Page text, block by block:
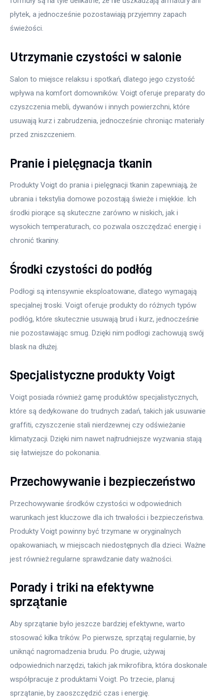
płytek, a jednocześnie pozostawiają przyjemny zapach
świeżości.
Utrzymanie czystości w salonie
Salon to miejsce relaksu i spotkań, dlatego jego czystość
wpływa na komfort domowników. Voigt oferuje preparaty do
czyszczenia mebli, dywanów i innych powierzchni, które
usuwają kurz i zabrudzenia, jednocześnie chroniąc materiały
przed zniszczeniem.
Pranie i pielęgnacja tkanin
Produkty Voigt do prania i pielęgnacji tkanin zapewniają, że
ubrania i tekstylia domowe pozostają świeże i miękkie. Ich
środki piorące są skuteczne zarówno w niskich, jak i
wysokich temperaturach, co pozwala oszczędzać energię i
chronić tkaniny.
Środki czystości do podłóg
Podłogi są intensywnie eksploatowane, dlatego wymagają
specjalnej troski. Voigt oferuje produkty do różnych typów
podłóg, które skutecznie usuwają brud i kurz, jednocześnie
nie pozostawiając smug. Dzięki nim podłogi zachowują swój
blask na dłużej.
Specjalistyczne produkty Voigt
Voigt posiada również gamę produktów specjalistycznych,
które są dedykowane do trudnych zadań, takich jak usuwanie
graffiti, czyszczenie stali nierdzewnej czy odświeżanie
klimatyzacji. Dzięki nim nawet najtrudniejsze wyzwania stają
się łatwiejsze do pokonania.
Przechowywanie i bezpieczeństwo
Przechowywanie środków czystości w odpowiednich
warunkach jest kluczowe dla ich trwałości i bezpieczeństwa.
Produkty Voigt powinny być trzymane w oryginalnych
opakowaniach, w miejscach niedostępnych dla dzieci. Ważne
jest również regularne sprawdzanie daty ważności.
Porady i triki na efektywne
sprzątanie
Aby sprzątanie było jeszcze bardziej efektywne, warto
stosować kilka trików. Po pierwsze, sprzątaj regularnie, by
uniknąć nagromadzenia brudu. Po drugie, używaj
odpowiednich narzędzi, takich jak mikrofibra, która doskonale
współpracuje z produktami Voigt. Po trzecie, planuj
sprzątanie, by zaoszczędzić czas i energię.